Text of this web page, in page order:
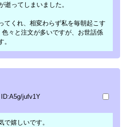
逝ってしまいました。
てくれ、相変わらず私を毎朝起こす
々と注文が多いですが、お世話係
ID:A5g/jufv1Y
で嬉しいです。